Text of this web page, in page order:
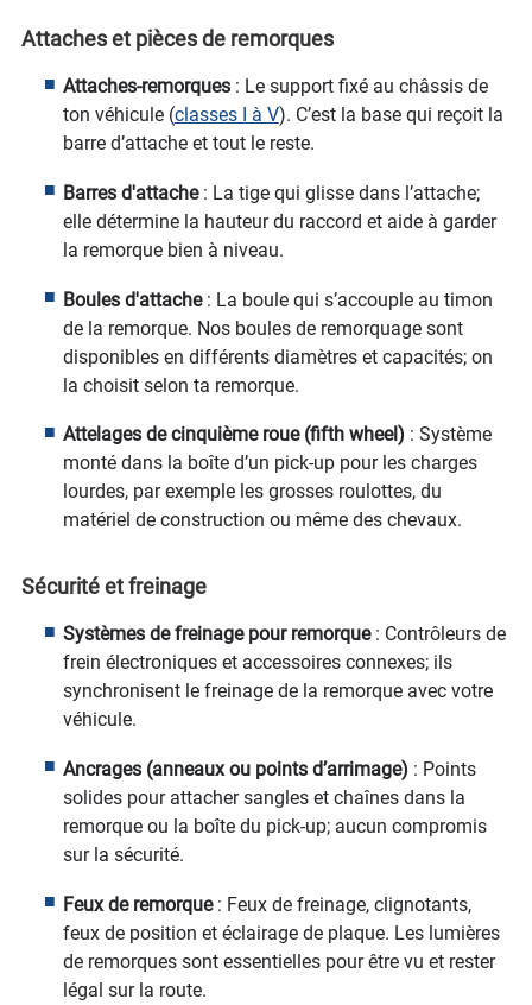
Attaches et pièces de remorques
Attaches-remorques: Le support fixé au châssis de
ton véhicule (classes I à V). C’est la base qui reçoit la
barre d’attache et tout le reste.
Barres d'attache: La tige qui glisse dans l’attache;
elle détermine la hauteur du raccord et aide à garder
la remorque bien à niveau.
Boules d'attache: La boule qui s’accouple au timon
de la remorque. Nos boules de remorquage sont
disponibles en différents diamètres et capacités; on
la choisit selon ta remorque.
Attelages de cinquième roue (fifth wheel) : Système
monté dans la boîte d’un pick-up pour les charges
lourdes, par exemple les grosses roulottes, du
matériel de construction ou même des chevaux.
Sécurité et freinage
Systèmes de freinage pour remorque: Contrôleurs de
frein électroniques et accessoires connexes; ils
synchronisent le freinage de la remorque avec votre
véhicule.
Ancrages (anneaux ou points d’arrimage) : Points
solides pour attacher sangles et chaînes dans la
remorque ou la boîte du pick-up; aucun compromis
sur la sécurité.
Feux de remorque: Feux de freinage, clignotants,
feux de position et éclairage de plaque. Les lumières
de remorques sont essentielles pour être vu et rester
légal sur la route.